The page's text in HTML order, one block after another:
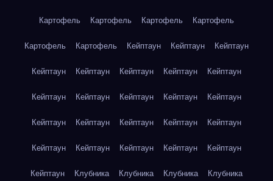
Картофель Картофель Картофель Картофель
Картофель Картофель Кейптаун Кейптаун Кейптаун
Кейптаун Кейптаун Кейптаун Кейптаун Кейптаун
Кейптаун Кейптаун Кейптаун Кейптаун Кейптаун
Кейптаун Кейптаун Кейптаун Кейптаун Кейптаун
Кейптаун Кейптаун Кейптаун Кейптаун Кейптаун
Кейптаун Клубника Клубника Клубника Клубника